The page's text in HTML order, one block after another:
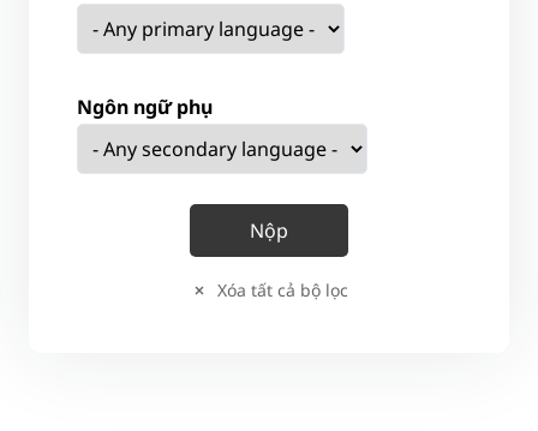
Ngôn ngữ phụ
Xóa tất cả bộ lọc